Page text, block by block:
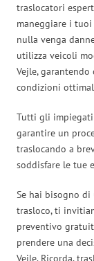
traslocatori
maneggiare i tuoi
nulla venga
utilizza veicoli
Vejle,
condizioni
Tutti gli impiegati
garantire un
traslocando a
soddisfare le tue
Se hai bisogno
trasloco, ti
preventivo
prendere una
Vejle. Ricorda,